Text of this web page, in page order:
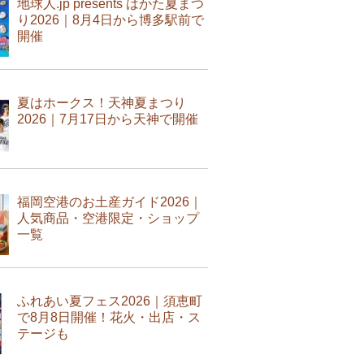
地球人.jp presents はかた夏まつ
り2026｜8月4日から博多駅前で
開催
夏はホークス！天神夏まつり
2026｜7月17日から天神で開催
福岡空港のお土産ガイド2026｜
人気商品・空港限定・ショップ
一覧
ふれあい夏フェス2026｜須恵町
で8月8日開催！花火・出店・ス
テージも